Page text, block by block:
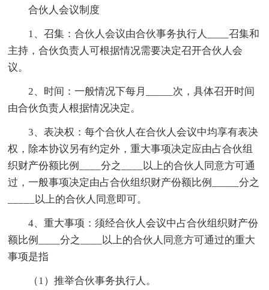
合伙人会议制度
1、召集：合伙人会议由合伙事务执行人____召集和
主持，合伙负责人可根据情况需要决定召开合伙人会
议。
2、时间：一般情况下每月_____次，具体召开时间
由合伙负责人根据情况决定。
3、表决权：每个合伙人在合伙人会议中均享有表决
权，除本协议另有约定外，重大事项决定应由占合伙组
织财产份额比例____分之____以上的合伙人同意方可通
过，一般事项决定由占合伙组织财产份额比例_____分之
_____以上的合伙人同意即可。
4、重大事项：须经合伙人会议中占合伙组织财产份
额比例____分之____以上的合伙人同意方可通过的重大
事项是指
（1）推举合伙事务执行人。